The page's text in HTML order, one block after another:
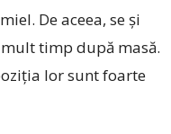
De aceea, se și
timp după masă.
lor sunt foarte